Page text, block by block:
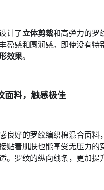
计了立体剪裁和高弹力的罗
盈感和圆润感。即使没有特
效果。
面料，触感极佳
良好的罗纹编织棉混合面料，
贴着肌肤也能享受无压力的
。罗纹的纵向线条，更加提